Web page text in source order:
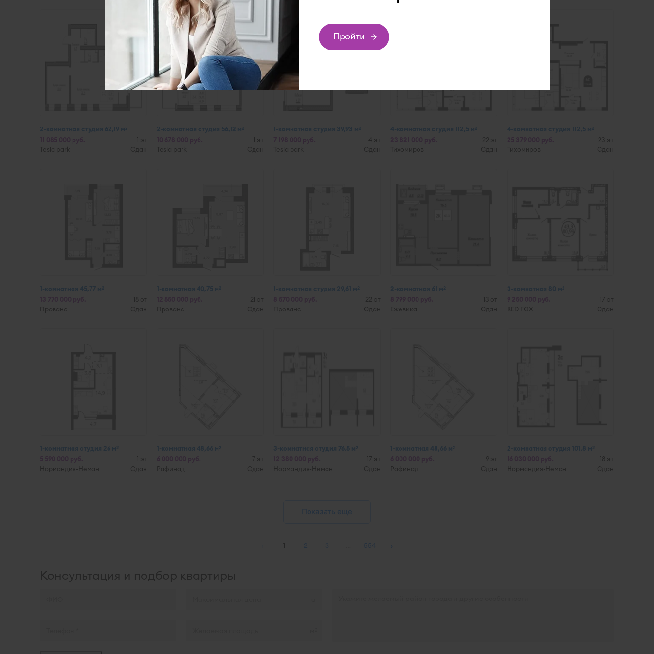
2-комнатная студия 62,19 м2
1 эт
Tesla park
Сдан
2-комнатная студия 56,12 м2
1 эт
Tesla park
Сдан
1-комнатная студия 39,93 м2
4 эт
Tesla park
Сдан
4-комнатная студия 112,5 м2
22 эт
Тихомиров
Сдан
4-комнатная студия 112,5 м2
23 эт
Тихомиров
Сдан
1-комнатная 45,77 м2
18 эт
Прованс
Сдан
1-комнатная 40,75 м2
21 эт
Прованс
Сдан
1-комнатная студия 29,61 м2
22 эт
Прованс
Сдан
2-комнатная 61 м2
13 эт
Ежевика
Сдан
3-комнатная 80 м2
17 эт
RED FOX
Сдан
1-комнатная студия 26 м2
1 эт
Нормандия-Неман
Сдан
1-комнатная 48,66 м2
7 эт
Рафинад
Сдан
3-комнатная студия 76,5 м2
17 эт
Нормандия-Неман
Сдан
1-комнатная 48,66 м2
9 эт
Рафинад
Сдан
2-комнатная студия 101,8 м2
18 эт
Нормандия-Неман
Сдан
Показать еще
1 2 3 554 ›
Консультация и подбор квартиры
Пройти